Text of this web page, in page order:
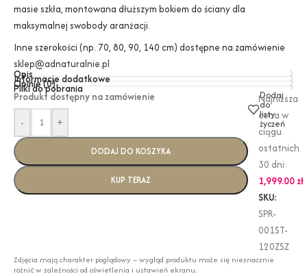
masie szkła, montowana dłuższym bokiem do ściany dla
maksymalnej swobody aranżacji.
Inne szerokości (np. 70, 80, 90, 140 cm) dostępne na zamówienie
sklep@adnaturalnie.pl
Opis
Informacje dodatkowe
Opinie (0)
Pliki do pobrania
Produkt dostępny na zamówienie
-
+
DODAJ DO KOSZYKA
KUP TERAZ
Dodaj
do
listy
życzeń
Najniższa
cena w
ciągu
ostatnich
30 dni:
1,999.00 zł
SKU:
SPR-
001ST-
120ZSZ
Zdjęcia mają charakter poglądowy – wygląd produktu może się nieznacznie
różnić w zależności od oświetlenia i ustawień ekranu.